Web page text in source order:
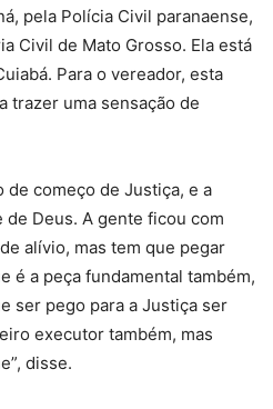
pela Polícia Civil paranaense,
Civil de Mato Grosso. Ela está
Para o vereador, esta
trazer uma sensação de
de começo de Justiça, e a
Deus. A gente ficou com
alívio, mas tem que pegar
é a peça fundamental também,
ser pego para a Justiça ser
executor também, mas
disse.